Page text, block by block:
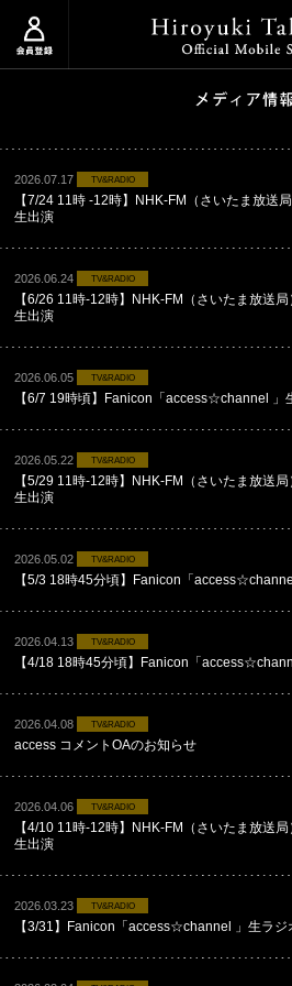
2026.07.17 TV&RADIO
【7/24 11時 -12時】NHK-FM（さいたま放送
生出演
2026.06.24 TV&RADIO
【6/26 11時-12時】NHK-FM（さいたま放送
生出演
2026.06.05 TV&RADIO
【6/7 19時頃】Fanicon「access☆channel 」
2026.05.22 TV&RADIO
【5/29 11時-12時】NHK-FM（さいたま放送
生出演
2026.05.02 TV&RADIO
【5/3 18時45分頃】Fanicon「
2026.04.13 TV&RADIO
【4/18 18時45分頃】Fanicon「
2026.04.08 TV&RADIO
access コメントOAのお知らせ
2026.04.06 TV&RADIO
【4/10 11時-12時】NHK-FM（さいたま放送
生出演
2026.03.23 TV&RADIO
【3/31】Fanicon「access☆channel 」生ラジ